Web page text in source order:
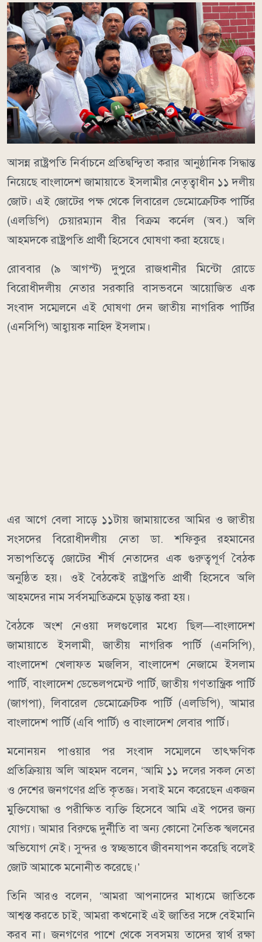
আসন্ন রাষ্ট্রপতি নির্বাচনে প্রতিদ্বন্দ্বিতা করার আনুষ্ঠানিক সিদ্ধান্ত
নিয়েছে বাংলাদেশ জামায়াতে ইসলামীর নেতৃত্বাধীন ১১ দলীয়
জোট। এই জোটের পক্ষ থেকে লিবারেল ডেমোক্রেটিক পার্টির
(এলডিপি) চেয়ারম্যান বীর বিক্রম কর্নেল (অব.) অলি
আহমদকে রাষ্ট্রপতি প্রার্থী হিসেবে ঘোষণা করা হয়েছে।
রোববার (৯ আগস্ট) দুপুরে রাজধানীর মিন্টো রোডে
বিরোধীদলীয় নেতার সরকারি বাসভবনে আয়োজিত এক
সংবাদ সম্মেলনে এই ঘোষণা দেন জাতীয় নাগরিক পার্টির
(এনসিপি) আহ্বায়ক নাহিদ ইসলাম।
এর আগে বেলা সাড়ে ১১টায় জামায়াতের আমির ও জাতীয়
সংসদের বিরোধীদলীয় নেতা ডা. শফিকুর রহমানের
সভাপতিত্বে জোটের শীর্ষ নেতাদের এক গুরুত্বপূর্ণ বৈঠক
অনুষ্ঠিত হয়। ওই বৈঠকেই রাষ্ট্রপতি প্রার্থী হিসেবে অলি
আহমদের নাম সর্বসম্মতিক্রমে চূড়ান্ত করা হয়।
বৈঠকে অংশ নেওয়া দলগুলোর মধ্যে ছিল—বাংলাদেশ
জামায়াতে ইসলামী, জাতীয় নাগরিক পার্টি (এনসিপি),
বাংলাদেশ খেলাফত মজলিস, বাংলাদেশ নেজামে ইসলাম
পার্টি, বাংলাদেশ ডেভেলপমেন্ট পার্টি, জাতীয় গণতান্ত্রিক পার্টি
(জাগপা), লিবারেল ডেমোক্রেটিক পার্টি (এলডিপি), আমার
বাংলাদেশ পার্টি (এবি পার্টি) ও বাংলাদেশ লেবার পার্টি।
মনোনয়ন পাওয়ার পর সংবাদ সম্মেলনে তাৎক্ষণিক
প্রতিক্রিয়ায় অলি আহমদ বলেন, ‘আমি ১১ দলের সকল নেতা
ও দেশের জনগণের প্রতি কৃতজ্ঞ। সবাই মনে করেছেন একজন
মুক্তিযোদ্ধা ও পরীক্ষিত ব্যক্তি হিসেবে আমি এই পদের জন্য
যোগ্য। আমার বিরুদ্ধে দুর্নীতি বা অন্য কোনো নৈতিক স্খলনের
অভিযোগ নেই। সুন্দর ও স্বচ্ছভাবে জীবনযাপন করেছি বলেই
জোট আমাকে মনোনীত করেছে।’
তিনি আরও বলেন, ‘আমরা আপনাদের মাধ্যমে জাতিকে
আশ্বস্ত করতে চাই, আমরা কখনোই এই জাতির সঙ্গে বেইমানি
করব না। জনগণের পাশে থেকে সবসময় তাদের স্বার্থ রক্ষা